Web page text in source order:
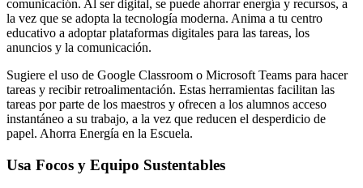
comunicación. Al ser digital, se puede ahorrar energía y recursos, a
la vez que se adopta la tecnología moderna. Anima a tu centro
educativo a adoptar plataformas digitales para las tareas, los
anuncios y la comunicación.
Sugiere el uso de Google Classroom o Microsoft Teams para hacer
tareas y recibir retroalimentación. Estas herramientas facilitan las
tareas por parte de los maestros y ofrecen a los alumnos acceso
instantáneo a su trabajo, a la vez que reducen el desperdicio de
papel. Ahorra Energía en la Escuela.
Usa Focos y Equipo Sustentables